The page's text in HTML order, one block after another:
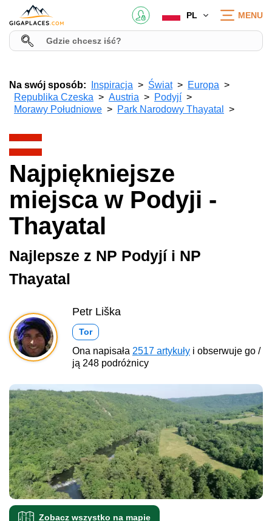
PL MENU
Na swój sposób: Inspiracja Świat
Europa
Republika Czeska
Austria
Podyjí
Morawy Południowe
Park Narodowy Thayatal
Najpiękniejsze
miejsca w Podyji -
Thayatal
Najlepsze z NP Podyjí i NP
Thayatal
Petr Liška
Tor
Ona napisała 2517 artykuły i obserwuje go /
ją 248 podróżnicy
Zobacz wszystko na mapie